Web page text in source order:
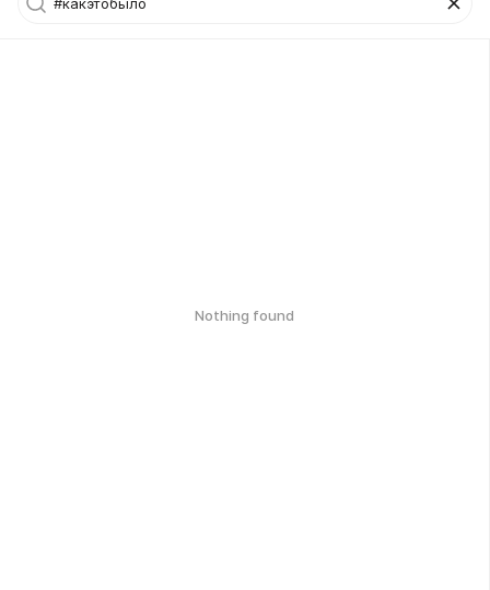
Nothing found